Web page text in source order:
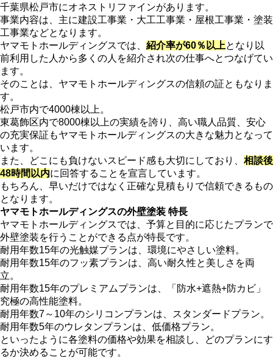
千葉県松戸市にオネストリファインがあります。
事業内容は、主に建設工事業・大工工事業・屋根工事業・塗装
工事業などとなります。
ヤマモトホールディングスでは、 紹介率が60％以上となり以
前利用した人から多くの人を紹介され次の仕事へとつなげてい
ます。
そのことは、ヤマモトホールディングスの信頼の証ともなりま
す。
松戸市内で4000棟以上。
東葛飾区内で8000棟以上の実績を誇り、高い職人品質、安心
の充実保証もヤマモトホールディングスの大きな魅力となって
います。
また、どこにも負けないスピード感も大切にしており、 相談後
48時間以内に回答することを宣言しています。
もちろん、早いだけではなく正確な見積もりで信頼できるもの
となります。
ヤマモトホールディングスの外壁塗装 特長
ヤマモトホールディングスでは、予算と目的に応じたプランで
外壁塗装を行うことができる点が特長です。
耐用年数15年の光触媒プランは、環境にやさしい塗料。
耐用年数15年のフッ素プランは、高い耐久性と美しさを両
立。
耐用年数15年のプレミアムプランは、「防水+遮熱+防カビ」
究極の高性能塗料。
耐用年数7～10年のシリコンプランは、スタンダードプラン。
耐用年数5年のウレタンプランは、低価格プラン。
といったように各塗料の価格や効果を相談し、どのプランにす
るか決めることが可能です。